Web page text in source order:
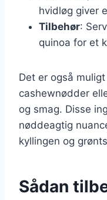
hvidløg giver
Tilbehør:
quinoa for et
Det er også
cashewnødder
og smag. Disse
nøddeagtig
kyllingen og
Sådan